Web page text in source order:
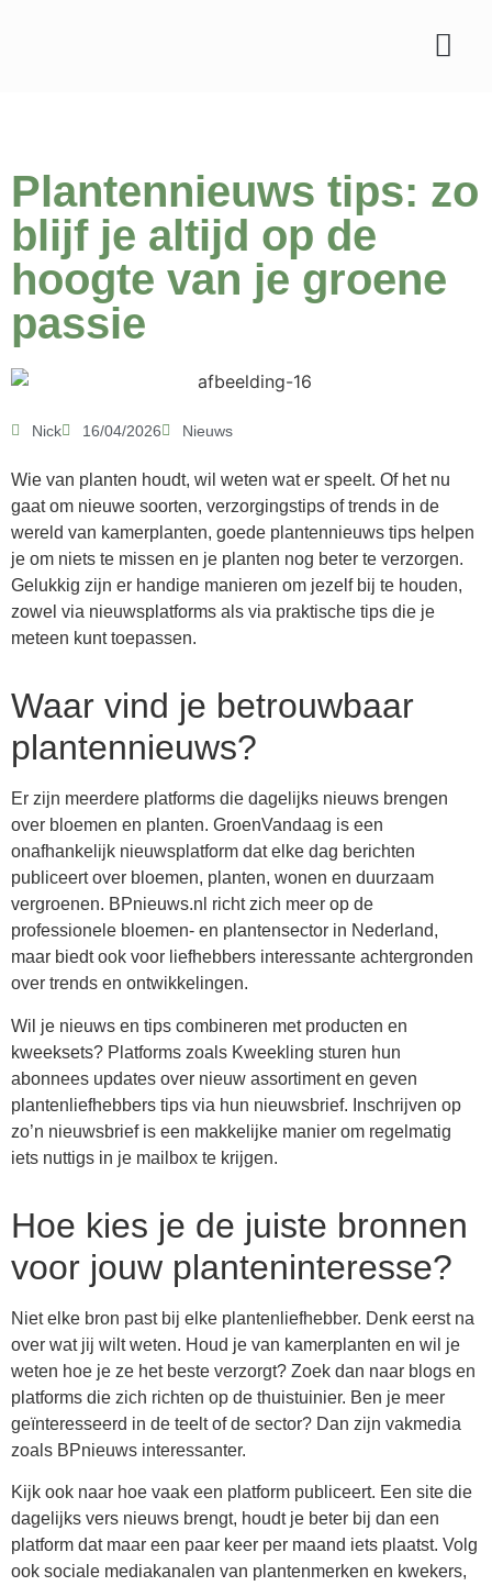
Plantennieuws tips: zo
blijf je altijd op de
hoogte van je groene
passie
Nick 16/04/2026 Nieuws
Wie van planten houdt, wil weten wat er speelt. Of het nu
gaat om nieuwe soorten, verzorgingstips of trends in de
wereld van kamerplanten, goede plantennieuws tips helpen
je om niets te missen en je planten nog beter te verzorgen.
Gelukkig zijn er handige manieren om jezelf bij te houden,
zowel via nieuwsplatforms als via praktische tips die je
meteen kunt toepassen.
Waar vind je betrouwbaar
plantennieuws?
Er zijn meerdere platforms die dagelijks nieuws brengen
over bloemen en planten. GroenVandaag is een
onafhankelijk nieuwsplatform dat elke dag berichten
publiceert over bloemen, planten, wonen en duurzaam
vergroenen. BPnieuws.nl richt zich meer op de
professionele bloemen- en plantensector in Nederland,
maar biedt ook voor liefhebbers interessante achtergronden
over trends en ontwikkelingen.
Wil je nieuws en tips combineren met producten en
kweeksets? Platforms zoals Kweekling sturen hun
abonnees updates over nieuw assortiment en geven
plantenliefhebbers tips via hun nieuwsbrief. Inschrijven op
zo’n nieuwsbrief is een makkelijke manier om regelmatig
iets nuttigs in je mailbox te krijgen.
Hoe kies je de juiste bronnen
voor jouw planteninteresse?
Niet elke bron past bij elke plantenliefhebber. Denk eerst na
over wat jij wilt weten. Houd je van kamerplanten en wil je
weten hoe je ze het beste verzorgt? Zoek dan naar blogs en
platforms die zich richten op de thuistuinier. Ben je meer
geïnteresseerd in de teelt of de sector? Dan zijn vakmedia
zoals BPnieuws interessanter.
Kijk ook naar hoe vaak een platform publiceert. Een site die
dagelijks vers nieuws brengt, houdt je beter bij dan een
platform dat maar een paar keer per maand iets plaatst. Volg
ook sociale mediakanalen van plantenmerken en kwekers,